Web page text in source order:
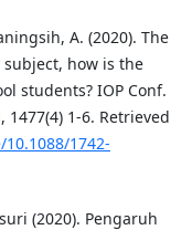
A. (2020). The
how is the
students? IOP Conf.
1477(4) 1-6. Retrieved
1742-
(2020). Pengaruh